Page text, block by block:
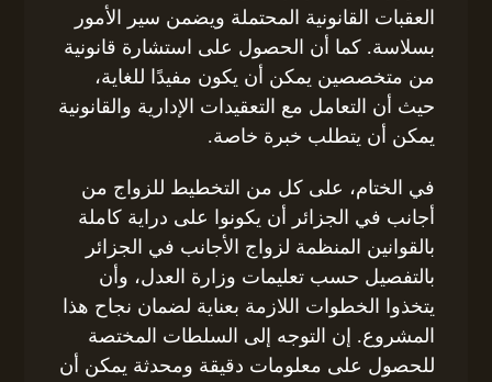
العقبات القانونية المحتملة ويضمن سير الأمور
بسلاسة. كما أن الحصول على استشارة قانونية
من متخصصين يمكن أن يكون مفيدًا للغاية،
حيث أن التعامل مع التعقيدات الإدارية والقانونية
يمكن أن يتطلب خبرة خاصة.
في الختام، على كل من التخطيط للزواج من
أجانب في الجزائر أن يكونوا على دراية كاملة
بالقوانين المنظمة لزواج الأجانب في الجزائر
بالتفصيل حسب تعليمات وزارة العدل، وأن
يتخذوا الخطوات اللازمة بعناية لضمان نجاح هذا
المشروع. إن التوجه إلى السلطات المختصة
للحصول على معلومات دقيقة ومحدثة يمكن أن